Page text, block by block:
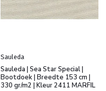
Sauleda
Sauleda | Sea Star Special |
Bootdoek | Breedte 153 cm |
330 gr/m2 | Kleur 2411 MARFIL